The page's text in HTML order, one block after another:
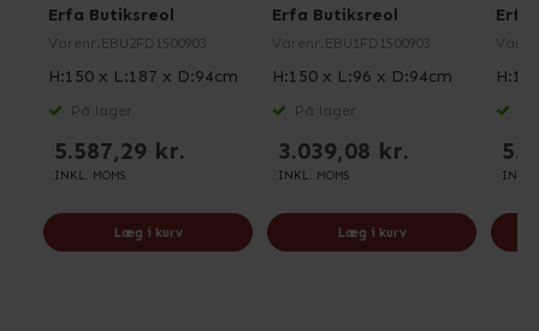
Erfa Butiksreol
Varenr. EBU2FD1500903
H:150 x L:187 x D:94cm
På lager
5.587,29 kr.
INKL. MOMS
Læg i kurv
Erfa Butiksreol
Varenr. EBU1FD1500903
H:150 x L:96 x D:94cm
På lager
3.039,08 kr.
INKL. MOMS
Læg i kurv
Erfa
INKL.